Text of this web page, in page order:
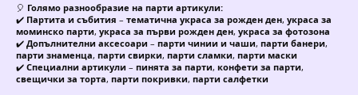
🎈 Голямо разнообразие на парти артикули:
✔️ Партита и събития – тематична украса за рожден ден, украса за
моминско парти, украса за първи рожден ден, украса за фотозона
✔️ Допълнителни аксесоари – парти чинии и чаши, парти банери,
парти знаменца, парти свирки, парти сламки, парти маски
✔️ Специални артикули – пинята за парти, конфети за парти,
свещички за торта, парти покривки, парти салфетки